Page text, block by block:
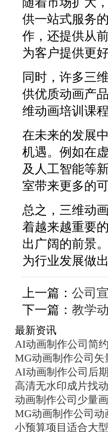
供一站式服务
作，还提供从
为客户提供更
同时，许多三
供优质动画产
维动画培训课
在未来的发展
机遇。例如在
及人工智能等
室带来更多的
总之，三维动
着越来越重要
出广阔的前景
为行业发展做
上一篇： 公司
下一篇： 教学
最新资讯
AI动画制作公司简
MG动画制作公司
AI动画制作公司后
高清无水印成片找
动画制作公司少量
MG动画制作公司
小预算项目适合大